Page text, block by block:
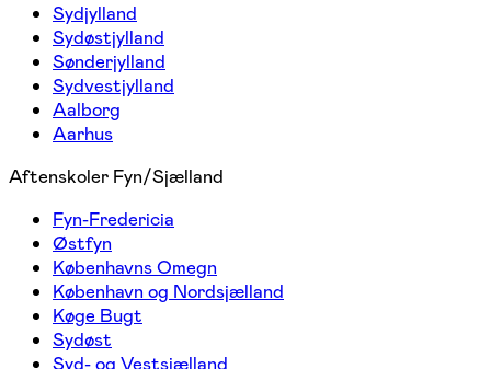
Sydjylland
Sydøstjylland
Sønderjylland
Sydvestjylland
Aalborg
Aarhus
Aftenskoler Fyn/Sjælland
Fyn-Fredericia
Østfyn
Københavns Omegn
København og Nordsjælland
Køge Bugt
Sydøst
Syd- og Vestsjælland